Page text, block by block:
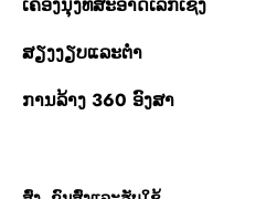
ສຽງງຽບແລະຕ່ໍາ
ການລ້າງ 360 ອົງສາ